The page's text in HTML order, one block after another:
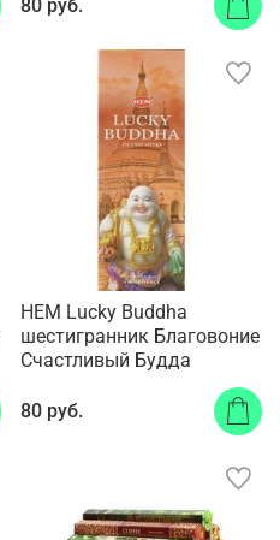
80 руб.
HEM Lucky Buddha
шестигранник Благовоние
Счастливый Будда
80 руб.